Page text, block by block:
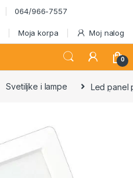
064/966-7557
Moja korpa Moj nalog
0
Svetiljke i lampe Led panel